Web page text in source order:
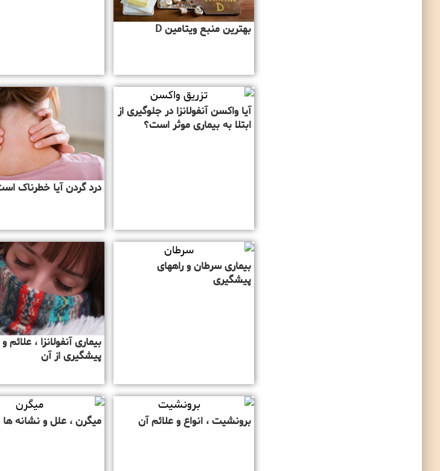
بهترین منبع ویتامین D
درد گردن آیا خطرناک
آیا واکسن آنفولانزا در جلوگیری از
ابتلا به بیماری موثر است؟
بیماری آنفولانزا ، علائم
پیشگیری از آن
بیماری سرطان و راههای
پیشگیری
میگرن ، علل و نشانه ها برونشیت ، انواع و علائم آن